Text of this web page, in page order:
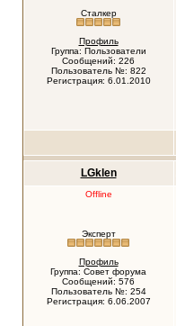
Сталкер
Профиль
Группа: Пользователи
Сообщений: 226
Пользователь №: 822
Регистрация: 6.01.2010
LGklen
Offline
Эксперт
Профиль
Группа: Совет форума
Сообщений: 576
Пользователь №: 254
Регистрация: 6.06.2007